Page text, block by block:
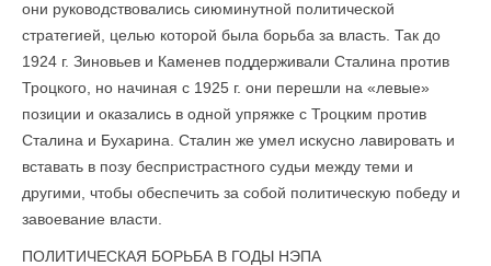
они руководствовались сиюминутной политической
стратегией, целью которой была борьба за власть. Так до
1924 г. Зиновьев и Каменев поддерживали Сталина против
Троцкого, но начиная с 1925 г. они перешли на «левые»
позиции и оказались в одной упряжке с Троцким против
Сталина и Бухарина. Сталин же умел искусно лавировать и
вставать в позу беспристрастного судьи между теми и
другими, чтобы обеспечить за собой политическую победу и
завоевание власти.
ПОЛИТИЧЕСКАЯ БОРЬБА В ГОДЫ НЭПА